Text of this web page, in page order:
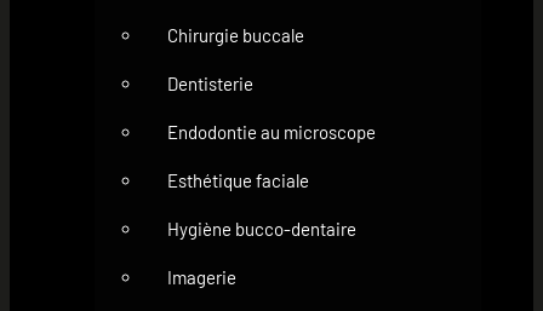
Chirurgie buccale
Dentisterie
Endodontie au microscope
Esthétique faciale
Hygiène bucco-dentaire
Imagerie